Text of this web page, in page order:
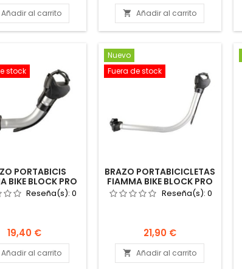
Añadir al carrito  Añadir al carrito
stock
PORTABICIS
BIKE BLOCK PRO
CARRY BIKE
04133A01A
Reseña(s):0
Precio
19,40 €
Añadir al carrito
Nuevo
Fuera de stock
BRAZO PORTABICICLETAS
FIAMMA BIKE BLOCK PRO
4 NEGRO CARRY BIKE
PORTABICIS
Reseña(s): 0
Precio
21,90 €
 Añadir al carrito